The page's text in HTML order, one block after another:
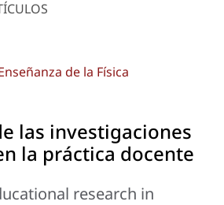
de la Física
las investigaciones
la práctica docente
research in